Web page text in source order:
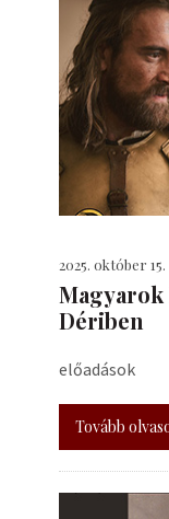
2025. október 15.
​Magyarok
Dériben
előadások
Tovább